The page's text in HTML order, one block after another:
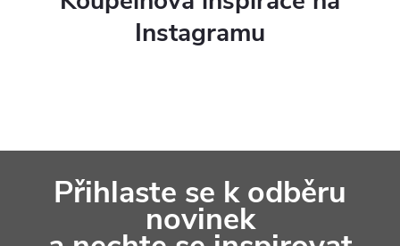
Instagramu
Přihlaste se k odběru
novinek